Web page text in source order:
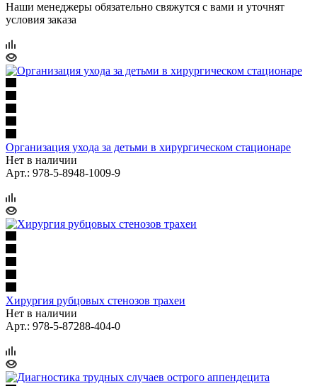
Наши менеджеры обязательно свяжутся с вами и уточнят
условия заказа
Организация ухода за детьми в хирургическом стационаре
Нет в наличии
Арт.: 978-5-8948-1009-9
Хирургия рубцовых стенозов трахеи
Нет в наличии
Арт.: 978-5-87288-404-0